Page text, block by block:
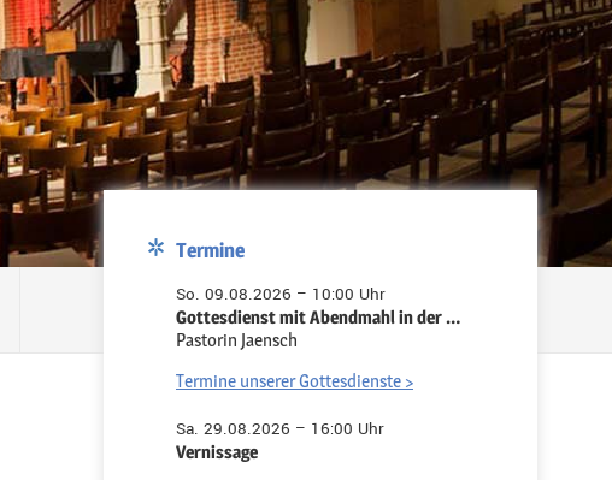
Termine
So. 09.08.2026 – 10:00 Uhr
Gottesdienst mit Abendmahl in der Pauluskirche
Pastorin Jaensch
Termine unserer Gottesdienste >
Sa. 29.08.2026 – 16:00 Uhr
Vernissage